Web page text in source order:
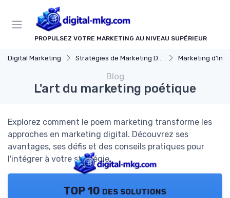
PROPULSEZ VOTRE MARKETING AU NIVEAU SUPÉRIEUR
Digital Marketing Stratégies de Marketing Digital Marketing
Blog
L'art du marketing poétique
Explorez comment le poem marketing transforme les
approches en marketing digital. Découvrez ses
avantages, ses défis et des conseils pratiques pour
l'intégrer à votre stratégie.
TOP 10 des solutions
Panneau de gestion des cookies